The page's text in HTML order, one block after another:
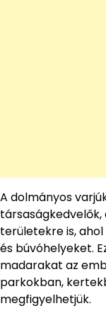
A dolmányos
területekre is,
és búvóhelyeket.
madarakat az
parkokban,
megfigyelhetjük.